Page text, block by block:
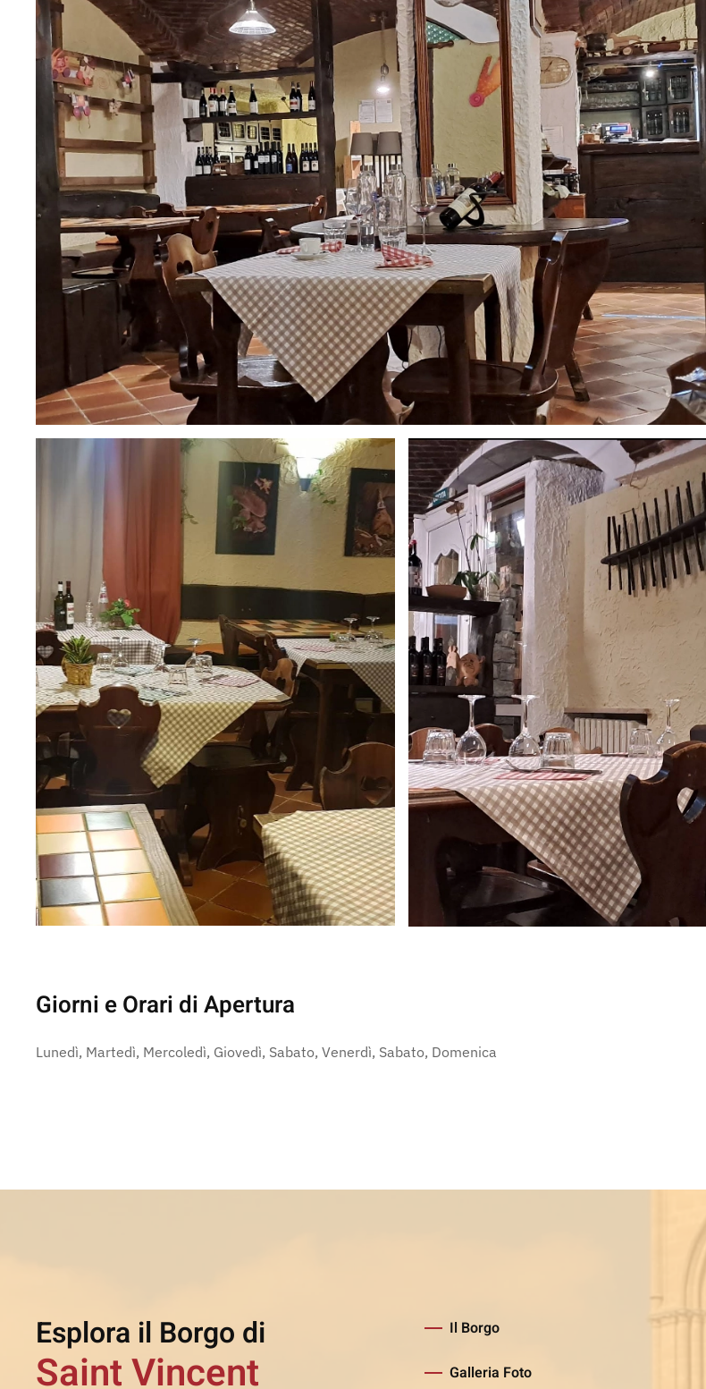
Giorni e Orari di Apertura
Lunedì, Martedì, Mercoledì, Giovedì, Sabato, Venerdì, Sabato, Domenica
Esplora il Borgo di
Saint Vincent
Il Borgo
Galleria Foto